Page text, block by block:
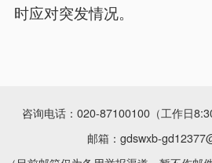
时应对突发情况。
咨询电话：020-87100100（工作日
邮箱：gdswxb-